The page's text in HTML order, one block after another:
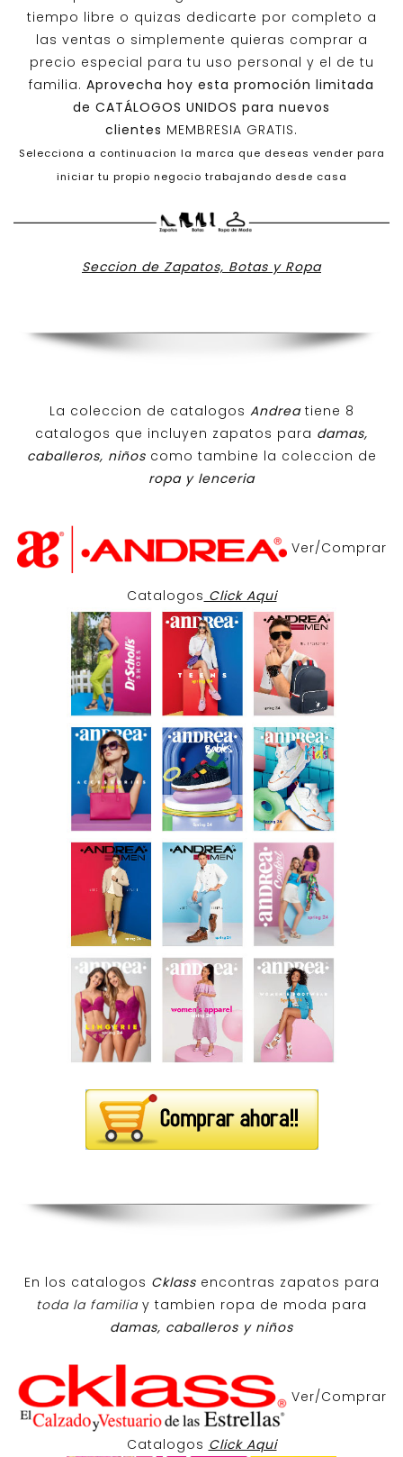
tiempo libre o quizas dedicarte por completo a
las ventas o simplemente quieras comprar a
precio especial para tu uso personal y el de tu
familia. Aprovecha hoy esta promoción limitada
de CATÁLOGOS UNIDOS para nuevos
clientes MEMBRESIA GRATIS.
Selecciona a continuacion la marca que deseas vender para
iniciar tu propio negocio trabajando desde casa
Seccion de Zapatos, Botas y Ropa
La coleccion de catalogos Andreatiene 8
catalogos que incluyen zapatos para damas,
caballeros, niños como tambine la coleccion de
ropa y lenceria
Ver/Comprar
Catalogos Click Aqui
En los catalogos Cklass encontras zapatos para
toda la familiay tambien ropa de moda para
damas, caballeros y niños
Ver/Comprar
Catalogos Click Aqui